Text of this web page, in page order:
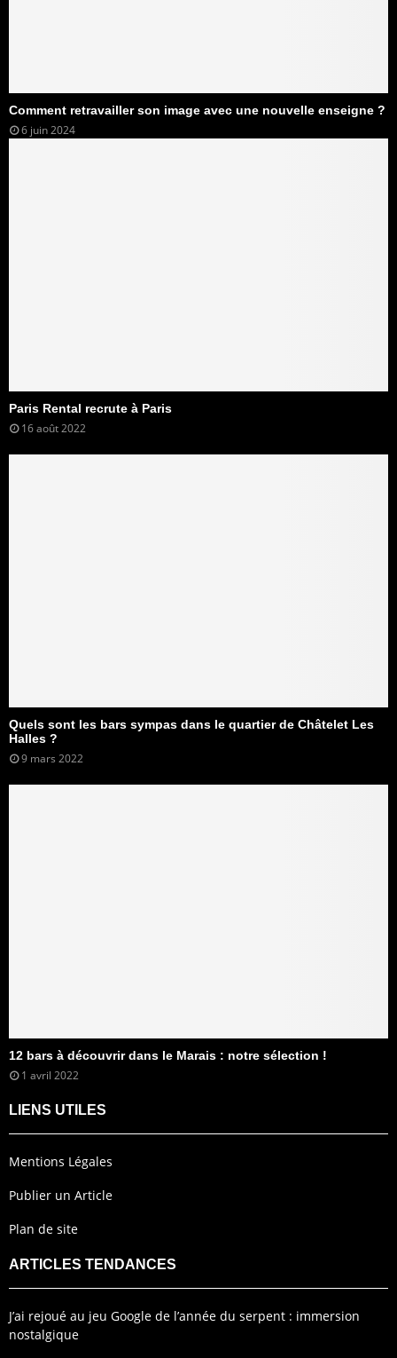
Comment retravailler son image avec une nouvelle enseigne ?
6 juin 2024
Paris Rental recrute à Paris
16 août 2022
Quels sont les bars sympas dans le quartier de Châtelet Les
Halles ?
9 mars 2022
12 bars à découvrir dans le Marais : notre sélection !
1 avril 2022
LIENS UTILES
Mentions Légales
Publier un Article
Plan de site
ARTICLES TENDANCES
J’ai rejoué au jeu Google de l’année du serpent : immersion
nostalgique